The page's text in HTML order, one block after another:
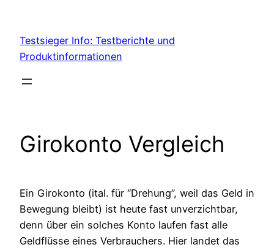
content
Testsieger Info: Testberichte und
Produktinformationen
Girokonto Vergleich
Ein Girokonto (ital. für “Drehung”, weil das Geld in
Bewegung bleibt) ist heute fast unverzichtbar,
denn über ein solches Konto laufen fast alle
Geldflüsse eines Verbrauchers. Hier landet das